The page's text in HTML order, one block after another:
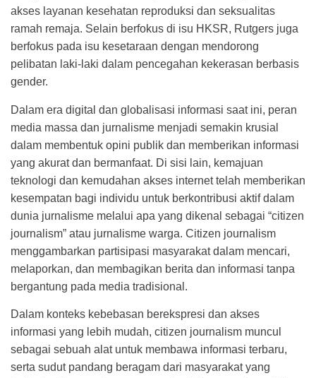
akses layanan kesehatan reproduksi dan seksualitas
ramah remaja. Selain berfokus di isu HKSR, Rutgers juga
berfokus pada isu kesetaraan dengan mendorong
pelibatan laki-laki dalam pencegahan kekerasan berbasis
gender.
Dalam era digital dan globalisasi informasi saat ini, peran
media massa dan jurnalisme menjadi semakin krusial
dalam membentuk opini publik dan memberikan informasi
yang akurat dan bermanfaat. Di sisi lain, kemajuan
teknologi dan kemudahan akses internet telah memberikan
kesempatan bagi individu untuk berkontribusi aktif dalam
dunia jurnalisme melalui apa yang dikenal sebagai “citizen
journalism” atau jurnalisme warga. Citizen journalism
menggambarkan partisipasi masyarakat dalam mencari,
melaporkan, dan membagikan berita dan informasi tanpa
bergantung pada media tradisional.
Dalam konteks kebebasan berekspresi dan akses
informasi yang lebih mudah, citizen journalism muncul
sebagai sebuah alat untuk membawa informasi terbaru,
serta sudut pandang beragam dari masyarakat yang